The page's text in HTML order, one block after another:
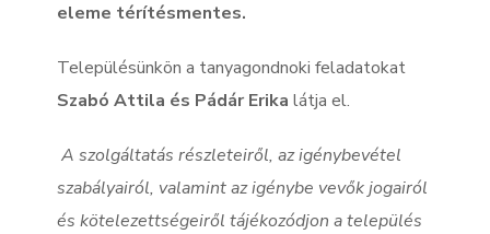
eleme térítésmentes.
Településünkön a tanyagondnoki feladatokat
Szabó Attila és Pádár Erika látja el.
A szolgáltatás részleteiről, az igénybevétel
szabályairól, valamint az igénybe vevők jogairól
és kötelezettségeiről tájékozódjon a település